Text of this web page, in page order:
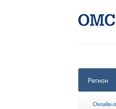
Регион
Онлайн-